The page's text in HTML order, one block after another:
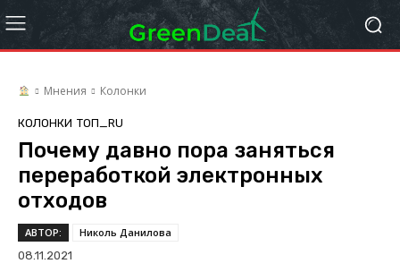
Мнения Колонки
КОЛОНКИ ТОП_RU
Почему давно пора заняться
переработкой электронных
отходов
АВТОР:
Николь Данилова
08.11.2021